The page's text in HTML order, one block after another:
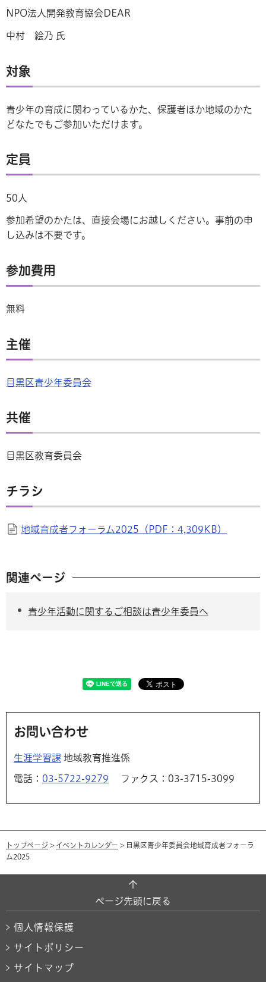
NPO法人開発教育協会DEAR
中村 絵乃 氏
対象
青少年の育成に関わっているかた、保護者ほか地域のかた
どなたでもご参加いただけます。
定員
50人
参加希望のかたは、直接会場にお越しください。事前の申
し込みは不要です。
参加費用
無料
主催
目黒区青少年委員会
共催
目黒区教育委員会
チラシ
地域育成者フォーラム2025（PDF：4,309KB）
関連ページ
青少年活動に関するご相談は青少年委員へ
お問い合わせ
生涯学習課 地域教育推進係
電話： 03-5722-9279 ファクス：03-3715-3099
トップページ > イベントカレンダー > 目黒区青少年委員会地域育成者フォーラ
ム2025
ページ先頭に戻る
個人情報保護
サイトポリシー
サイトマップ